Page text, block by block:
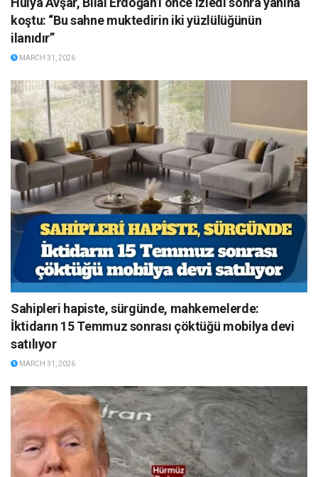
koştu: “Bu sahne muktedirin iki yüzlülüğünün
ilanıdır”
MARCH 31, 2026
Sahipleri hapiste, sürgünde, mahkemelerde:
İktidarın 15 Temmuz sonrası çöktüğü mobilya devi
satılıyor
MARCH 31, 2026